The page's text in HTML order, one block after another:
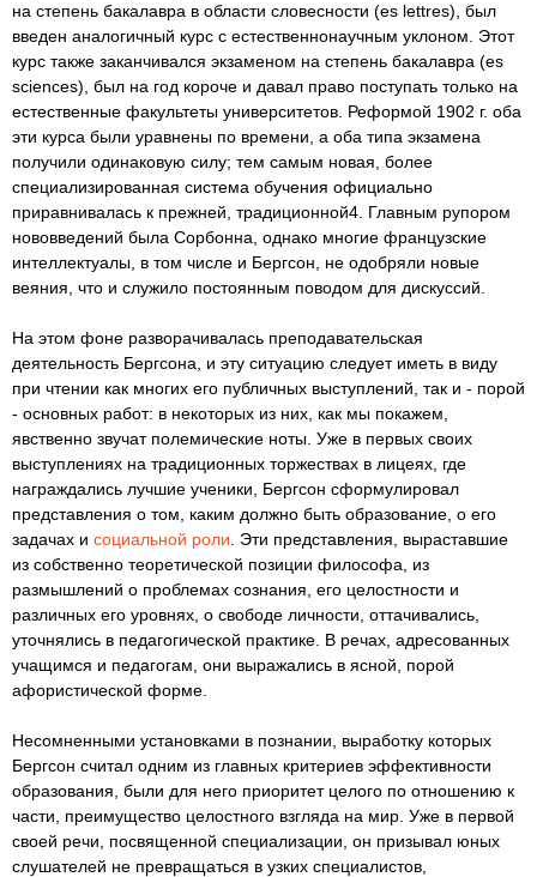
на степень бакалавра в области словесности (es lettres), был
введен аналогичный курс с естественнонаучным уклоном. Этот
курс также заканчивался экзаменом на степень бакалавра (es
sciences), был на год короче и давал право поступать только на
естественные факультеты университетов. Реформой 1902 г. оба
эти курса были уравнены по времени, а оба типа экзамена
получили одинаковую силу; тем самым новая, более
специализированная система обучения официально
приравнивалась к прежней, традиционной4. Главным рупором
нововведений была Сорбонна, однако многие французские
интеллектуалы, в том числе и Бергсон, не одобряли новые
веяния, что и служило постоянным поводом для дискуссий.
На этом фоне разворачивалась преподавательская
деятельность Бергсона, и эту ситуацию следует иметь в виду
при чтении как многих его публичных выступлений, так и - порой
- основных работ: в некоторых из них, как мы покажем,
явственно звучат полемические ноты. Уже в первых своих
выступлениях на традиционных торжествах в лицеях, где
награждались лучшие ученики, Бергсон сформулировал
представления о том, каким должно быть образование, о его
задачах и социальной роли . Эти представления, выраставшие
из собственно теоретической позиции философа, из
размышлений о проблемах сознания, его целостности и
различных его уровнях, о свободе личности, оттачивались,
уточнялись в педагогической практике. В речах, адресованных
учащимся и педагогам, они выражались в ясной, порой
афористической форме.
Несомненными установками в познании, выработку которых
Бергсон считал одним из главных критериев эффективности
образования, были для него приоритет целого по отношению к
части, преимущество целостного взгляда на мир. Уже в первой
своей речи, посвященной специализации, он призывал юных
слушателей не превращаться в узких специалистов,